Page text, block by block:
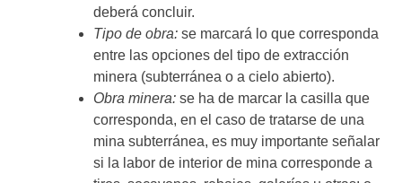
deberá concluir.
Tipo de obra: se marcará lo que corresponda
entre las opciones del tipo de extracción
minera (subterránea o a cielo abierto).
Obra minera: se ha de marcar la casilla que
corresponda, en el caso de tratarse de una
mina subterránea, es muy importante señalar
si la labor de interior de mina corresponde a